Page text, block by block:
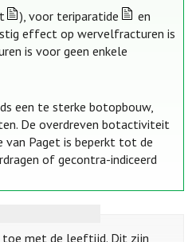
), voor teriparatide
en
effect op wervelfracturen is
is voor geen enkele
een te sterke botopbouw,
De overdreven botactiviteit
van Paget is beperkt tot de
of gecontra-indiceerd
toe met de leeftijd. Dit zijn